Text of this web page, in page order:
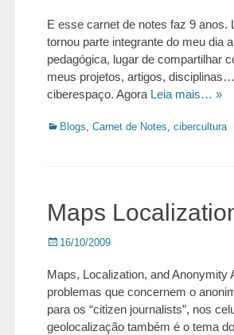
E esse carnet de notes faz 9 anos.
tornou parte integrante do meu dia
pedagógica, lugar de compartilhar
meus projetos, artigos,
ciberespaço. Agora Leia mais… »
Categorias:
Blogs, Carnet de Notes, cibercultura
Maps
Posted
16/10/2009
Maps, Localization, and Anonymity
problemas que concernem o
para os “citizen journalists”, nos
geolocalização também é o tema